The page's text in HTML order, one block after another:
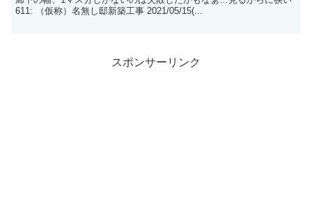
611: （仮称）名無し邸新築工事 2021/05/15(...
スポンサーリンク